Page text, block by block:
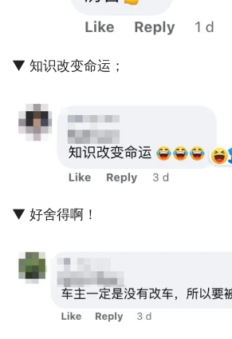
▼ 知识改变命运；
▼ 好舍得啊！